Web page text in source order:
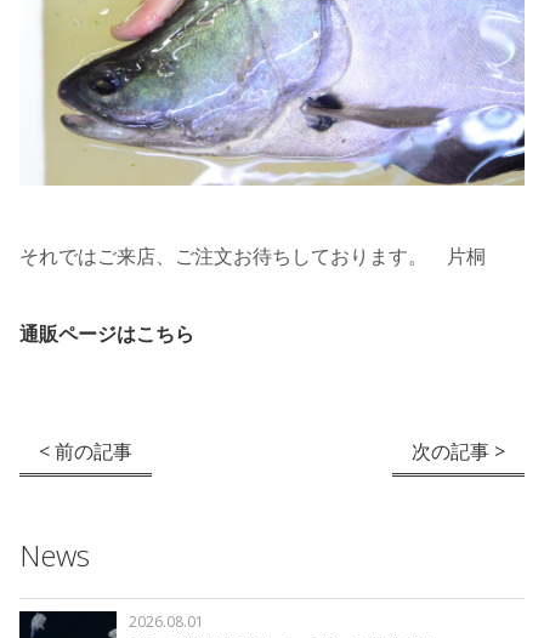
それではご来店、ご注文お待ちしております。 片桐
通販ページはこちら
< 前の記事 次の記事 >
News
2026.08.01